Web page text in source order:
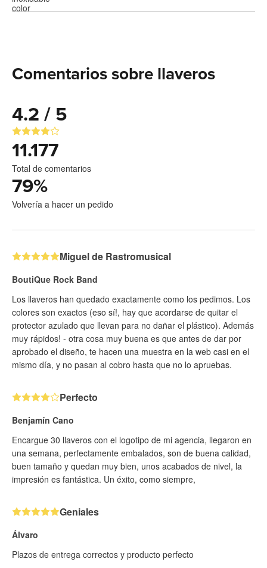
Comentarios sobre llaveros
4.2 / 5
11.177
Total de comentarios
79%
Volvería a hacer un pedido
Miguel de Rastromusical
BoutiQue Rock Band
Los llaveros han quedado exactamente como los pedimos. Los
colores son exactos (eso sí!, hay que acordarse de quitar el
protector azulado que llevan para no dañar el plástico). Además
muy rápidos! - otra cosa muy buena es que antes de dar por
aprobado el diseño, te hacen una muestra en la web casi en el
mismo día, y no pasan al cobro hasta que no lo apruebas.
Perfecto
Benjamín Cano
Encargue 30 llaveros con el logotipo de mi agencia, llegaron en
una semana, perfectamente embalados, son de buena calidad,
buen tamaño y quedan muy bien, unos acabados de nivel, la
impresión es fantástica. Un éxito, como siempre,
Geniales
Álvaro
Plazos de entrega correctos y producto perfecto